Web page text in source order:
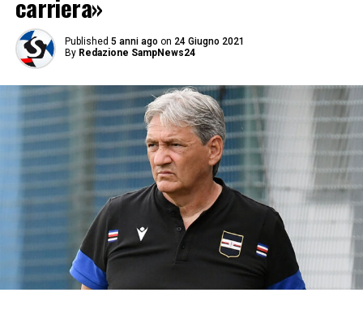
carriera»
Published 5 anni ago on 24 Giugno 2021
By Redazione SampNews24